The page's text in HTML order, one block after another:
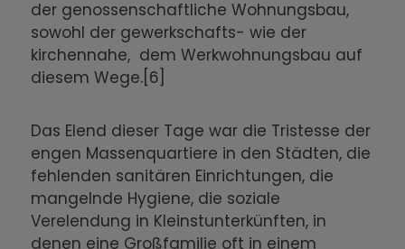
der genossenschaftliche Wohnungsbau,
sowohl der gewerkschafts- wie der
kirchennahe, dem Werkwohnungsbau auf
diesem Wege.[6]
Das Elend dieser Tage war die Tristesse der
engen Massenquartiere in den Städten, die
fehlenden sanitären Einrichtungen, die
mangelnde Hygiene, die soziale
Verelendung in Kleinstunterkünften, in
denen eine Großfamilie oft in einem